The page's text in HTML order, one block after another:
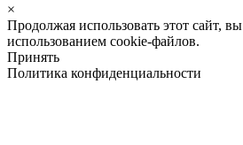
×
Продолжая использовать этот сайт, вы
использованием cookie-файлов.
Принять
Политика конфиденциальности